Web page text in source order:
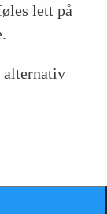
lett på
alternativ